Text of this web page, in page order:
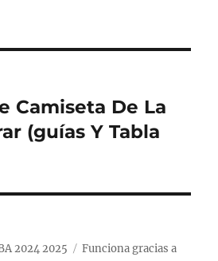
Camiseta De La
(guías Y Tabla
2024 2025
Funciona gracias a